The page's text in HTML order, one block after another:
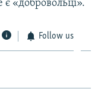
«добровольці».
Follow us